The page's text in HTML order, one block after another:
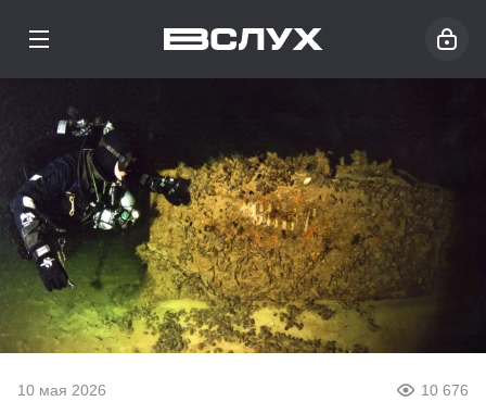
10 мая 2026 10 676